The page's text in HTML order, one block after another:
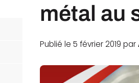
métal au
Publié le 5 février 2019 par